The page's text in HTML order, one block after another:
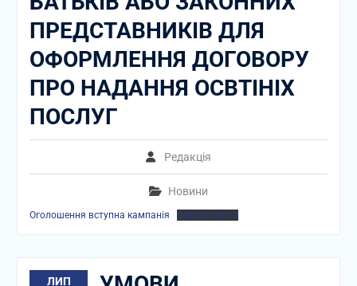
ПРЕДСТАВНИКІВ ДЛЯ
ОФОРМЛЕННЯ ДОГОВОРУ
ПРО НАДАННЯ ОСВТІНІХ
ПОСЛУГ
Редакція
Новини
Оголошення вступна кампанія Завантажити
ЛИП